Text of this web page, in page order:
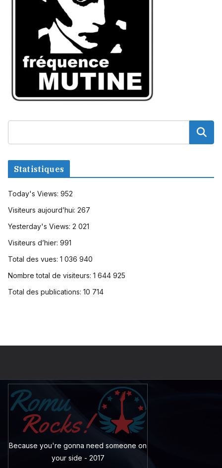
Statistiques
Today's Views: 952
Visiteurs aujourd’hui: 267
Yesterday's Views: 2 021
Visiteurs d’hier: 991
Total des vues: 1 036 940
Nombre total de visiteurs: 1 644 925
Total des publications: 10 714
Because you're gonna need someone on
your side - 2017